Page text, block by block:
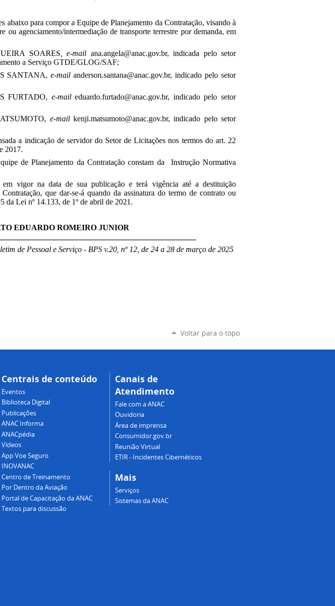
abaixo para compor a Equipe de Planejamento da Contratação, visando à
ou agenciamento/intermediação de transporte terrestre por demanda, em
SOARES , e-mail ana.angela@anac.gov.br, indicada pelo setor
a Serviço GTDE/GLOG/SAF;
SANTANA,e-mail anderson.santana@anac.gov.br, indicado pelo setor
FURTADO​​, e-maileduardo.furtado@anac.gov.br, indicado pelo setor
e-mailkenji.matsumoto@anac.gov.br, indicado pelo setor
a indicação de servidor do Setor de Licitações nos termos do art. 22
2017.
de Planejamento da Contratação constam da Instrução Normativa
vigor na data de sua publicação e terá vigência até a destituição
que dar-se-á quando da assinatura do termo de contrato ou
da Lei nº 14.133, de 1º de abril de 2021.
EDUARDO ROMEIRO JUNIOR
de Pessoal e Serviço - BPS v.20, nº 12, de 24 a 28 de março de 2025
Voltar para o topo
Centrais de conteúdo
Eventos
Biblioteca Digital
Publicações
ANAC Informa
ANACpédia
Vídeos
App Voe Seguro
INOVANAC
Centro de Treinamento
Por Dentro da Aviação
Portal de Capacitação da ANAC
Textos para discussão
Canais de
Atendimento
Fale com a ANAC
Ouvidoria
Área de imprensa
Consumidor.gov.br
Reunião Virtual
ETIR - Incidentes Cibernéticos
Mais
Serviços
Sistemas da ANAC